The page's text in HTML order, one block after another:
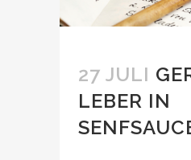
27 JULI
LEBER IN